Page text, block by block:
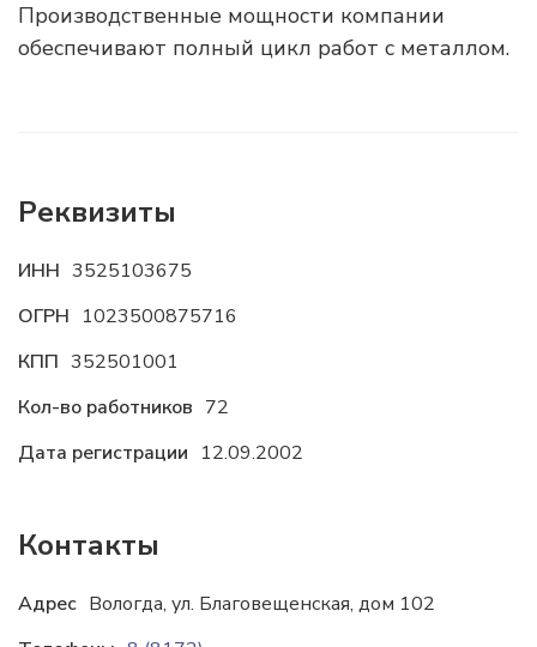
Производственные мощности компании
обеспечивают полный цикл работ с металлом.
Реквизиты
ИНН 3525103675
ОГРН 1023500875716
КПП 352501001
Кол-во работников 72
Дата регистрации 12.09.2002
Контакты
Адрес Вологда, ул. Благовещенская, дом 102